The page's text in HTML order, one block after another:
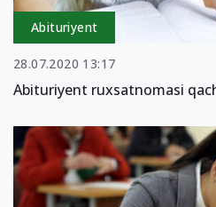
Abituriyent
28.07.2020 13:17
Abituriyent ruxsatnomasi